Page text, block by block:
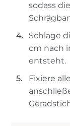
sodass
Schlage
cm nach
entsteht.
Fixiere